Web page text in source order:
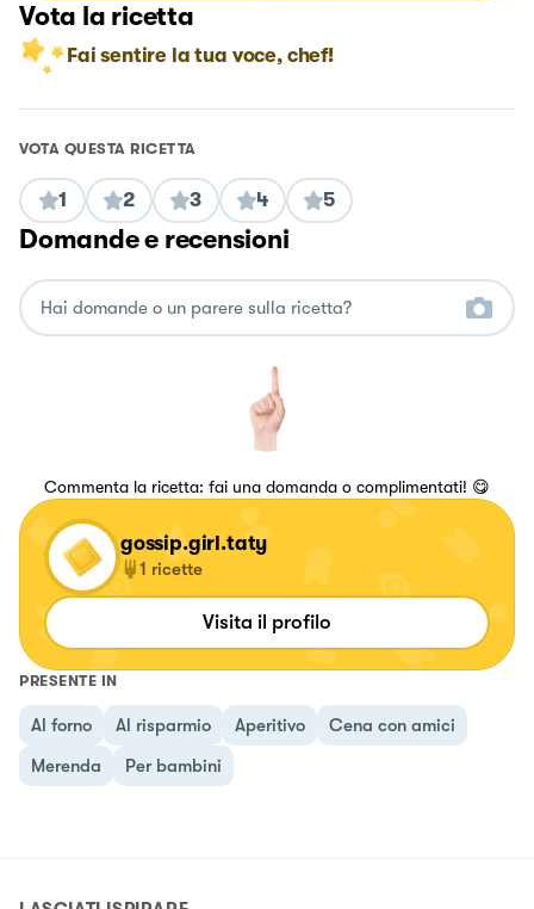
Vota la ricetta
Fai sentire la tua voce, chef!
VOTA QUESTA RICETTA
1 2 3 4 5
Domande e recensioni
Commenta la ricetta: fai una domanda o complimentati! 😋
gossip.girl.taty
1 ricette
Visita il profilo
PRESENTE IN
Al forno Al risparmio Aperitivo
Cena con amici
Merenda
Per bambini